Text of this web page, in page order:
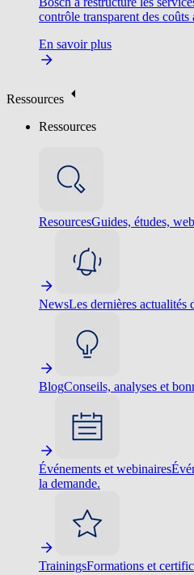
contrôle transparent des
En savoir plus
Ressources
Ressources
ResourcesGuides, études,
NewsLes dernières actualités
BlogConseils, analyses et
Événements et webinaires
la demande.
TrainingsFormations et